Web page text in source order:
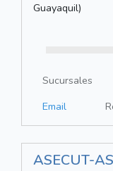
Guayaquil)
Sucursales
Email
ASECUT-